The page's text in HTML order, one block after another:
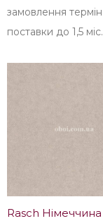
замовлення термін
поставки до 1,5 міс.
Rasch Німеччина